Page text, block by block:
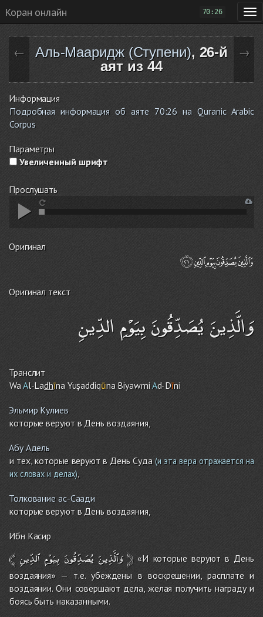
Коран онлайн 70:26
← Аль-Мааридж (Ступени), 26-й
аят из 44
→
Информация
Подробная информация об аяте 70:26 на Quranic Arabic
Corpus
Параметры
Увеличенный шрифт
Прослушать
Оригинал
Оригинал текст
وَالَّذِينَ يُصَدِّقُونَ بِيَوْمِ الدِّينِ
Транслит
WaAl-Ladhīna Yuşaddiqūna BiyawmiAd-Dīni
Эльмир Кулиев
которые веруют в День воздаяния,
Абу Адель
и тех, которые веруют в День Суда(и эта вера отражается на
их словах и делах),
Толкование ас-Саади
которые веруют в День воздаяния,
Ибн Касир
﴾ وَٱلَّذِينَ يُصَدِّقُونَ بِيَوْمِ ٱلدِّينِ ﴿«И которые веруют в День
воздаяния» — т.е. убеждены в воскрешении, расплате и
воздаянии. Они совершают дела, желая получить награду и
боясь быть наказанными.